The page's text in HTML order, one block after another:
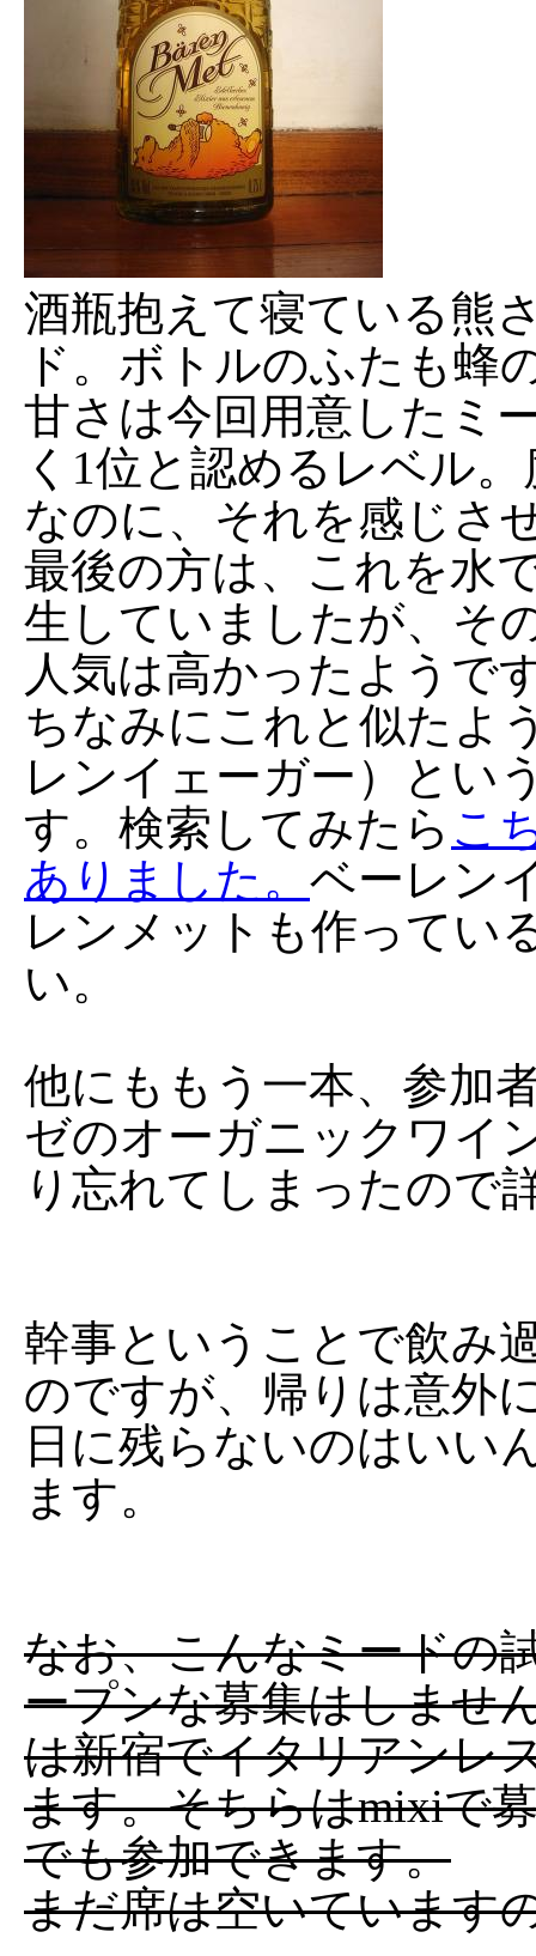
酒瓶抱えて寝ている熊
ド。ボトルのふたも蜂
甘さは今回用意したミ
く1位と認めるレベル
なのに、それを感じさ
最後の方は、これを水
生していましたが、そ
人気は高かったようで
ちなみにこれと似たよ
レンイェーガー）とい
す。検索してみたら こ
ありました。 ベーレン
レンメットも作ってい
い。
他にももう一本、参加
ゼのオーガニックワイ
り忘れてしまったので
幹事ということで飲み
のですが、帰りは意外
日に残らないのはいい
ます。
なお、こんなミードの
ープンな募集はしませ
は新宿でイタリアンレ
ます。そちらはmixiで
でも参加できます。
まだ席は空いています